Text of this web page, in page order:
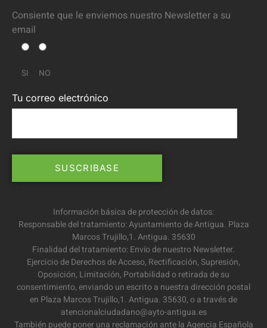
Consiente que le enviemos nuestro Newsletter a su
email
SI NO
Tu correo electrónico
Información básica de protección de datos:
Responsable del tratamiento: Ayuntamiento de Antigua. Plaza
Marcos Trujillo,1. Antigua. 35630
Finalidad del tratamiento: Envío de nuestro Newsletter.
Ejercicio de Derechos de Acceso, Rectificación, Supresión,
Oposición, Limitación, Portabilidad o retirada de su
consentimiento, enviando un escrito a nuestra dirección postal
en Plaza Marcos Trujillo,1. Antigua. 35630, o a través de
atencionalciudadano@ayto-antigua.es
También puede poner una reclamación ante la Agencia Española